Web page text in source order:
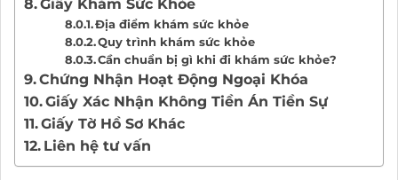
Giấy Khám Sức Khỏe
Địa điểm khám sức khỏe
Quy trình khám sức khỏe
Cần chuẩn bị gì khi đi khám sức khỏe?
Chứng Nhận Hoạt Động Ngoại Khóa
Giấy Xác Nhận Không Tiền Án Tiền Sự
Giấy Tờ Hồ Sơ Khác
Liên hệ tư vấn